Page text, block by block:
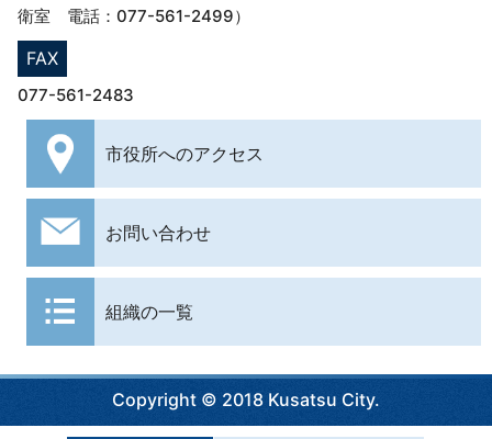
衛室 電話：077-561-2499）
FAX
077-561-2483
市役所へのアクセス
お問い合わせ
組織の一覧
Copyright © 2018 Kusatsu City.